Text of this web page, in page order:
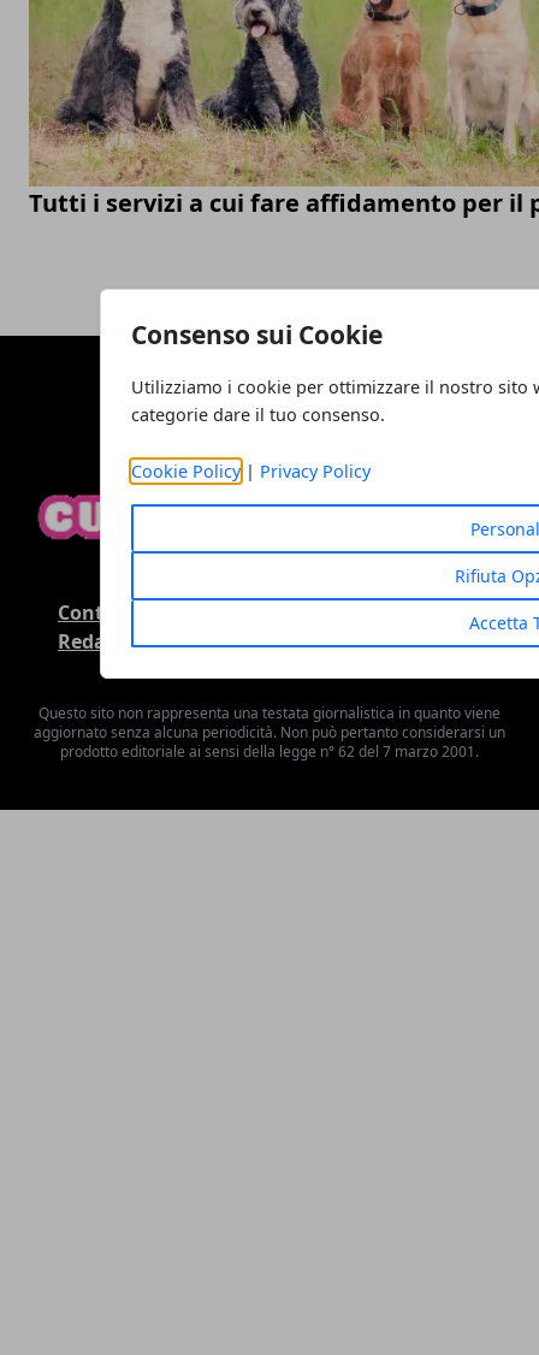
Consenso sui Cookie
Utilizziamo i cookie per ottimizzare il nostro sito
categorie dare il tuo consenso.
Cookie Policy | Privacy Policy
Rifiuta
Accetta
Tutti i servizi a cui fare affidamento per il
Contatti
RedazioneChi siamo
Questo sito non rappresenta una testata giornalistica in quanto viene
aggiornato senza alcuna periodicità. Non può pertanto considerarsi un
prodotto editoriale ai sensi della legge n° 62 del 7 marzo 2001.